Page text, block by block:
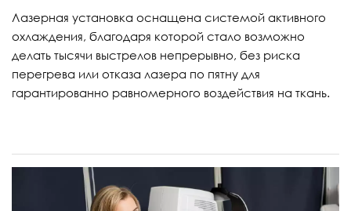
Лазерная установка оснащена системой активного
охлаждения, благодаря которой стало возможно
делать тысячи выстрелов непрерывно, без риска
перегрева или отказа лазера по пятну для
гарантированно равномерного воздействия на ткань.